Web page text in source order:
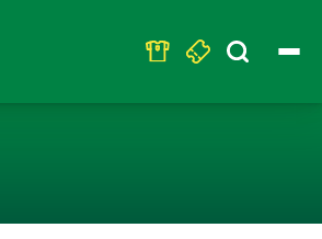
Search
for: